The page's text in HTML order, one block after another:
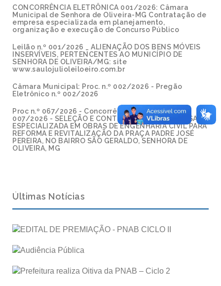
CONCORRÊNCIA ELETRÔNICA 001/2026: Câmara
Municipal de Senhora de Oliveira-MG Contratação de
empresa especializada em planejamento,
organização e execução de Concurso Público
Leilão n.º 001/2026 _ ALIENAÇÃO DOS BENS MÓVEIS
INSERVÍVEIS, PERTENCENTES AO MUNICÍPIO DE
SENHORA DE OLIVEIRA/MG: site
www.saulojulioleiloeiro.com.br
Câmara Municipal: Proc. n.º 002/2026 - Pregão
Eletrônico n.º 002/2026
Proc n.º 067/2026 - Concorrência Eletrônica n.º
007/2026 - SELEÇÃO E CONTRATAÇÃO DE EMPRESA
ESPECIALIZADA EM OBRAS DE ENGENHARIA CIVIL PARA
REFORMA E REVITALIZAÇÃO DA PRAÇA PADRE JOSÉ
PEREIRA, NO BAIRRO SÃO GERALDO, SENHORA DE
OLIVEIRA, MG
Últimas Notícias